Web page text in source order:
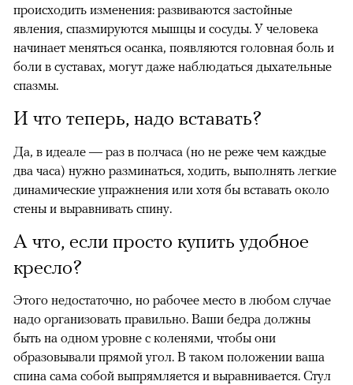
происходить изменения: развиваются застойные
явления, спазмируются мышцы и сосуды. У человека
начинает меняться осанка, появляются головная боль и
боли в суставах, могут даже наблюдаться дыхательные
спазмы.
И что теперь, надо вставать?
00:00 / 00:00
Да, в идеале — раз в полчаса (но не реже чем каждые
два часа) нужно разминаться, ходить, выполнять легкие
динамические упражнения или хотя бы вставать около
стены и выравнивать спину.
А что, если просто купить удобное
кресло?
Этого недостаточно, но рабочее место в любом случае
надо организовать правильно. Ваши бедра должны
быть на одном уровне с коленями, чтобы они
образовывали прямой угол. В таком положении ваша
спина сама собой выпрямляется и выравнивается. Стул